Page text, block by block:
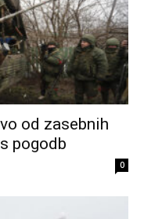
od zasebnih
pogodb
0